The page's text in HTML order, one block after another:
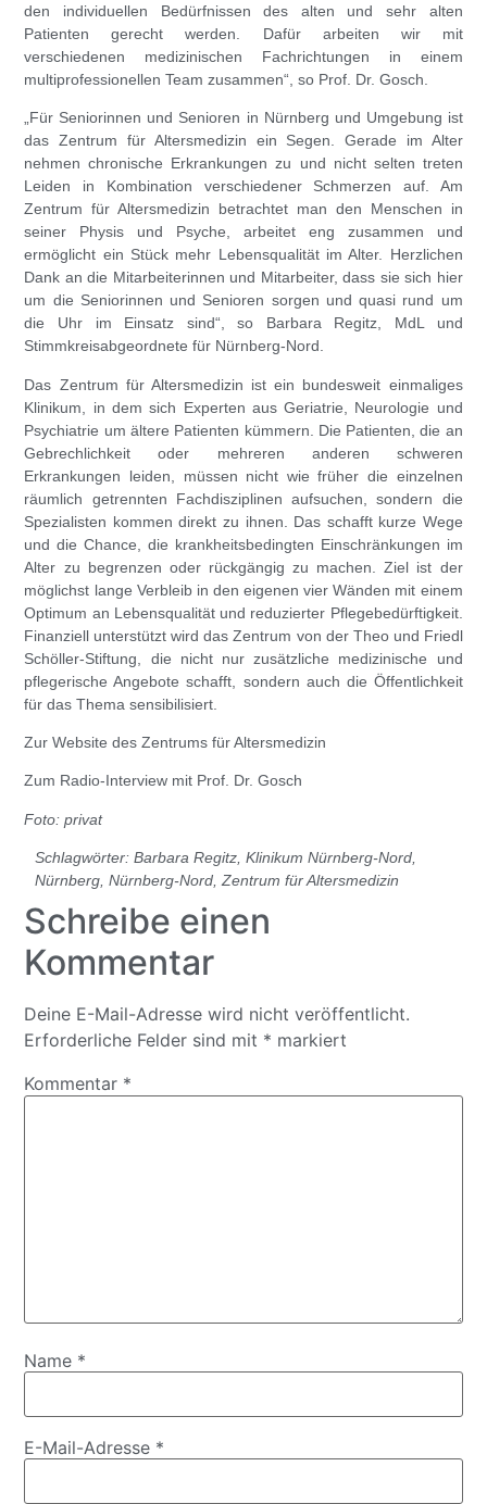
den individuellen Bedürfnissen des alten und sehr alten
Patienten gerecht werden. Dafür arbeiten wir mit
verschiedenen medizinischen Fachrichtungen in einem
multiprofessionellen Team zusammen“, so Prof. Dr. Gosch
„Für Seniorinnen und Senioren in Nürnberg und Umgebung ist
das Zentrum für Altersmedizin ein Segen. Gerade im Alter
nehmen chronische Erkrankungen zu und nicht selten treten
Leiden in Kombination verschiedener Schmerzen auf. Am
Zentrum für Altersmedizin betrachtet man den Menschen in
seiner Physis und Psyche, arbeitet eng zusammen und
ermöglicht ein Stück mehr Lebensqualität im Alter. Herzlichen
Dank an die Mitarbeiterinnen und Mitarbeiter, dass sie sich hier
um die Seniorinnen und Senioren sorgen und quasi rund um
die Uhr im Einsatz sind“, so Barbara Regitz, MdL und
Stimmkreisabgeordnete für Nürnberg-Nord.
Das Zentrum für Altersmedizin ist ein bundesweit einmaliges
Klinikum, in dem sich Experten aus Geriatrie, Neurologie und
Psychiatrie um ältere Patienten kümmern. Die Patienten, die an
Gebrechlichkeit oder mehreren anderen schweren
Erkrankungen leiden, müssen nicht wie früher die einzelnen
räumlich getrennten Fachdisziplinen aufsuchen, sondern die
Spezialisten kommen direkt zu ihnen. Das schafft kurze Wege
und die Chance, die krankheitsbedingten Einschränkungen im
Alter zu begrenzen oder rückgängig zu machen. Ziel ist der
möglichst lange Verbleib in den eigenen vier Wänden mit einem
Optimum an Lebensqualität und reduzierter Pflegebedürftigkeit.
Finanziell unterstützt wird das Zentrum von der Theo und Friedl
Schöller-Stiftung, die nicht nur zusätzliche medizinische und
pflegerische Angebote schafft, sondern auch die Öffentlichkeit
für das Thema sensibilisiert.
Zur Website des Zentrums für Altersmedizin
Zum Radio-Interview mit Prof. Dr. Gosch
Foto: privat
Schlagwörter:Barbara Regitz ,Klinikum Nürnberg-Nord
Nürnberg ,Nürnberg-Nord ,Zentrum für Altersmedizin
Schreibe einen
Kommentar
Deine E-Mail-Adresse wird nicht veröffentlicht.
Erforderliche Felder sind mit * markiert
Kommentar *
Name *
E-Mail-Adresse *